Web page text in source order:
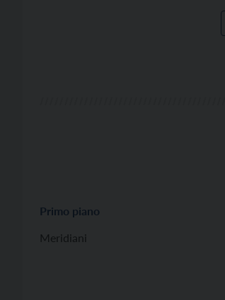
Primo piano
Meridiani